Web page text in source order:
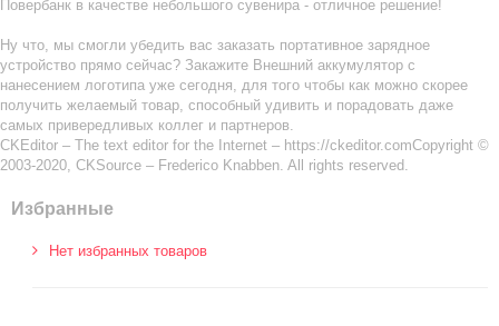
Повербанк в качестве небольшого сувенира - отличное решение!
Ну что, мы смогли убедить вас заказать портативное зарядное
устройство прямо сейчас? Закажите Внешний аккумулятор с
нанесением логотипа уже сегодня, для того чтобы как можно скорее
получить желаемый товар, способный удивить и порадовать даже
самых привередливых коллег и партнеров.
CKEditor – The text editor for the Internet – https://ckeditor.comCopyright ©
2003-2020, CKSource – Frederico Knabben. All rights reserved.
Избранные
Нет избранных товаров